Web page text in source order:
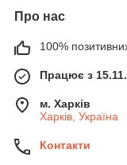
Про нас
100%
Працює з
м. Харків
Харків, Україна
Контакти